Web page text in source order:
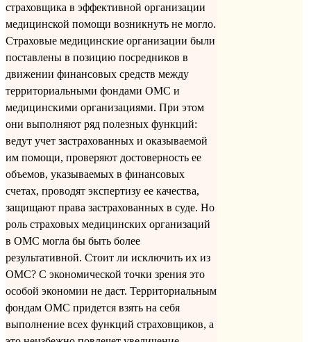
страховщика в эффективной организации
медицинской помощи возникнуть не могло.
Страховые медицинские организации были
поставлены в позицию посредников в
движении финансовых средств между
территориальными фондами ОМС и
медицинскими организациями. При этом
они выполняют ряд полезных функций:
ведут учет застрахованных и оказываемой
им помощи, проверяют достоверность ее
объемов, указываемых в финансовых
счетах, проводят экспертизу ее качества,
защищают права застрахованных в суде. Но
роль страховых медицинских организаций
в ОМС могла бы быть более
результативной. Стоит ли исключить их из
ОМС? С экономической точки зрения это
особой экономии не даст. Территориальным
фондам ОМС придется взять на себя
выполнение всех функций страховщиков, а